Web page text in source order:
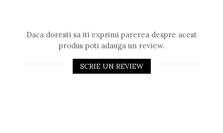
Daca doresti sa iti exprimi parerea despre acest
produs poti adauga un review.
SCRIE UN REVIEW